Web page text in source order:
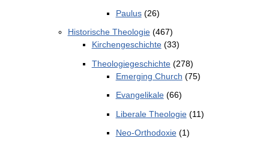
Paulus(26)
Historische Theologie(467)
Kirchengeschichte(33)
Theologiegeschichte(278)
Emerging Church (75)
Evangelikale(66)
Liberale Theologie(11)
Neo-Orthodoxie(1)